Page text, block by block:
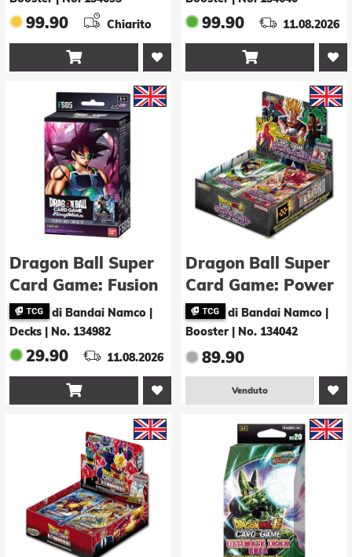
Booster -E-
(Display - 24 Stk.)
99.90 Chiarito

(Display - 24 Stk.)
99.90 11.08.2026

Dragon Ball Super
Card Game: Fusion
World Bardock
(FS05) -E-
di Bandai Namco |
Decks
No. 134982
29.90 11.08.2026

Dragon Ball Super
Card Game: Power
Absorbed Booster -
E- (Display - 24
Stk.)
di Bandai Namco |
Booster
No. 134042
89.90
Venduto